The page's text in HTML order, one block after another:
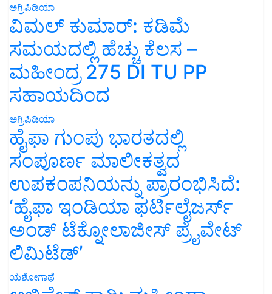
ಅಗ್ರಿಪಿಡಿಯಾ
ವಿಮಲ್ ಕುಮಾರ್: ಕಡಿಮೆ
ಸಮಯದಲ್ಲಿ ಹೆಚ್ಚು ಕೆಲಸ –
ಮಹೀಂದ್ರ 275 DI TU PP
ಸಹಾಯದಿಂದ
ಅಗ್ರಿಪಿಡಿಯಾ
ಹೈಫಾ ಗುಂಪು ಭಾರತದಲ್ಲಿ
ಸಂಪೂರ್ಣ ಮಾಲೀಕತ್ವದ
ಉಪಕಂಪನಿಯನ್ನು ಪ್ರಾರಂಭಿಸಿದೆ:
‘ಹೈಫಾ ಇಂಡಿಯಾ ಫರ್ಟಿಲೈಜರ್ಸ್
ಅಂಡ್ ಟೆಕ್ನೋಲಾಜೀಸ್ ಪ್ರೈವೇಟ್
ಲಿಮಿಟೆಡ್’
ಯಶೋಗಾಥೆ